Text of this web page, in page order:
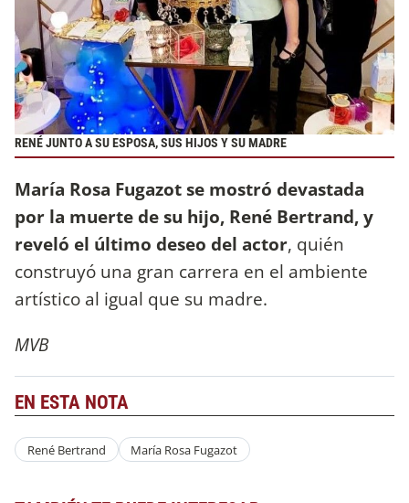
RENÉ JUNTO A SU ESPOSA, SUS HIJOS Y SU MADRE
María Rosa Fugazot se mostró devastada
por la muerte de su hijo, René Bertrand, y
reveló el último deseo del actor, quién
construyó una gran carrera en el ambiente
artístico al igual que su madre.
MVB
EN ESTA NOTA
René Bertrand María Rosa Fugazot